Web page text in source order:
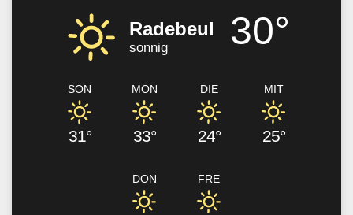
Radebeul
sonnig 30°
SON
31°
MON
33°
DIE
24°
MIT
25°
DON FRE